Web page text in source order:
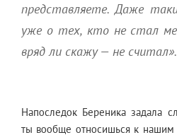
представляете. Даже
уже о тех, кто не стал
вряд ли скажу — не считал».
Напоследок Береника задала
ты вообще относишься к нашим